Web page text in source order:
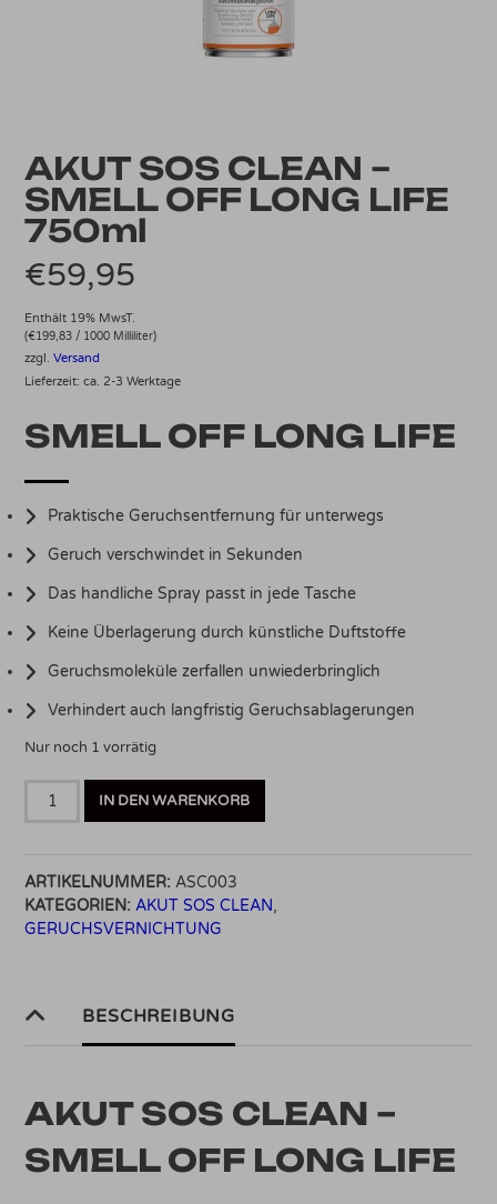
AKUT SOS CLEAN –
SMELL OFF LONG LIFE
750ml
€59,95
Enthält 19% MwsT.
(€199,83 / 1000 Milliliter)
zzgl.Versand
Lieferzeit: ca. 2-3 Werktage
SMELL OFF LONG LIFE
Praktische Geruchsentfernung für unterwegs
Geruch verschwindet in Sekunden
Das handliche Spray passt in jede Tasche
Keine Überlagerung durch künstliche Duftstoffe
Geruchsmoleküle zerfallen unwiederbringlich
Verhindert auch langfristig Geruchsablagerungen
Nur noch 1 vorrätig
AKUT
SMELL
OFF
LONG
IN DEN WARENKORB
ARTIKELNUMMER: ASC003
KATEGORIEN: AKUT SOS CLEAN,
GERUCHSVERNICHTUNG
BESCHREIBUNG
AKUT SOS CLEAN –
SMELL OFF LONG LIFE